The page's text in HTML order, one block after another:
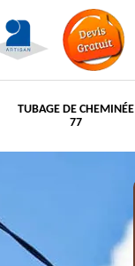
TUBAGE DE CHEMINÉE
77